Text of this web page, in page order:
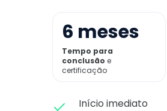
6 meses
Tempo para
conclusão e
certificação
Início imediato